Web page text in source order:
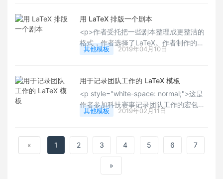
结构特点，在我们实际的操作中，入门用
户不太好驾驭，下面这些排版的样例，会
让大家眼前一亮了。有需要的用户可以下
载试用下。Happy LaTeXing！~</p>
用 LaTeX 排版一个剧本
<p>作者受托把一些剧本整理成更整洁的
格式，作者选择了LaTeX。作者制作的模
板可能对其他人有用，于是作者将模板与
去使用。Happy LaTeXing！~</p>
其他模板 2019年04月10日
用于记录团队工作的 LaTeX 模板
<p style="white-space: normal;">这是
作者参加科技赛事记录团队工作的宏包结
晶，该模板可以记录：会议，任务，历次
助团队把整个的事务记录下来。分享和记
录团队的历程，也是团队精神的体现。如
果你有类似的场景需要用到这样的模板，
这是一个非常不错的选择。有兴趣的用户
其他模板 2019年02月11日
« 1 2 3 4 5 6 7
»